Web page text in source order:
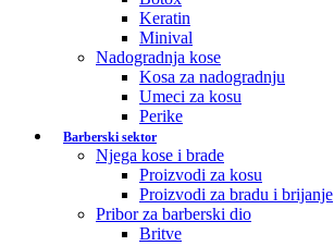
Keratin
Minival
Nadogradnja kose
Kosa za nadogradnju
Umeci za kosu
Perike
Barberski sektor
Njega kose i brade
Proizvodi za kosu
Proizvodi za bradu i brijanje
Pribor za barberski dio
Britve